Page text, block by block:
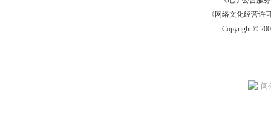
《网络文化经营许
Copyright ©
闽